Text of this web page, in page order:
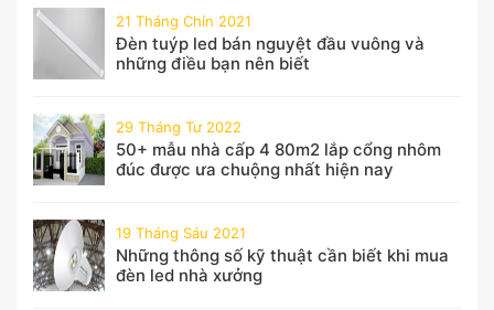
21 Tháng Chín 2021
Đèn tuýp led bán nguyệt đầu vuông và
những điều bạn nên biết
29 Tháng Tư 2022
50+ mẫu nhà cấp 4 80m2 lắp cổng nhôm
đúc được ưa chuộng nhất hiện nay
19 Tháng Sáu 2021
Những thông số kỹ thuật cần biết khi mua
đèn led nhà xưởng